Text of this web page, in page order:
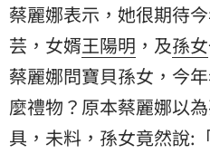
蔡麗娜表示，她很期待
芸，女婿王陽明 ，及孫女
蔡麗娜問寶貝孫女，今
麼禮物？原本蔡麗娜以
具，未料，孫女竟然說: